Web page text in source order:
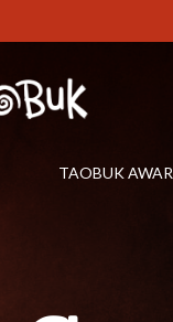
TAOBUK